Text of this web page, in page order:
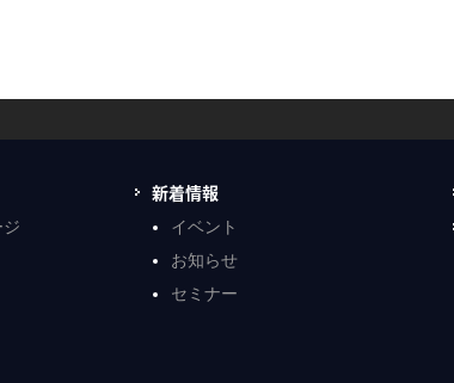
新着情報
イベント
お知らせ
セミナー